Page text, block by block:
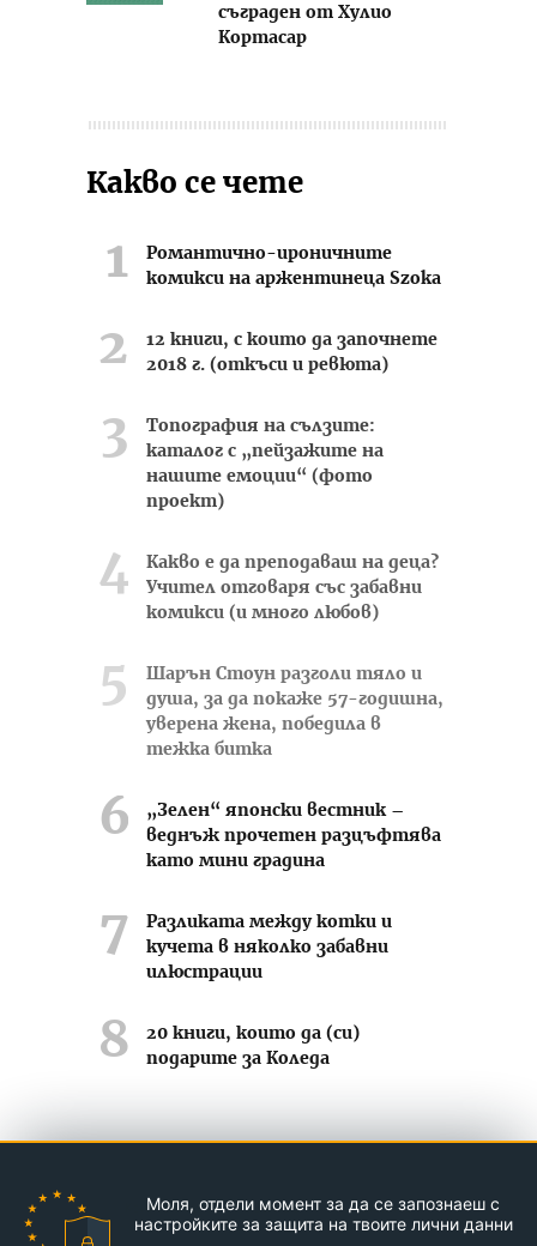
съграден от Хулио
Кортасар
Какво се чете
Романтично-ироничните
комикси на аржентинеца Szoka
12 книги, с които да започнете
2018 г. (откъси и ревюта)
Топография на сълзите:
каталог с „пейзажите на
нашите емоции“ (фото
проект)
Какво е да преподаваш на деца?
Учител отговаря със забавни
комикси (и много любов)
Шарън Стоун разголи тяло и
душа, за да покаже 57-годишна,
уверена жена, победила в
тежка битка
„Зелен“ японски вестник –
веднъж прочетен разцъфтява
като мини градина
Разликата между котки и
кучета в няколко забавни
илюстрации
20 книги, които да (си)
подарите за Коледа
Контакти За нас Реклама
Моля, отдели момент за да се запознаеш с
настройките за защита на твоите лични данни